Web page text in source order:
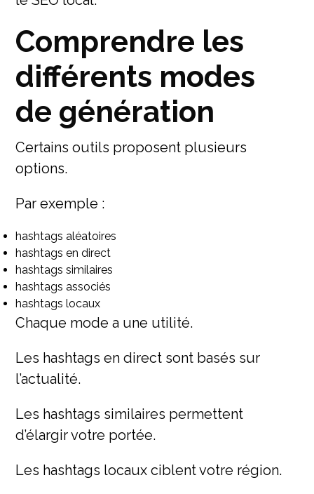
Comprendre les
différents modes
de génération
Certains outils proposent plusieurs
options.
Par exemple :
hashtags aléatoires
hashtags en direct
hashtags similaires
hashtags associés
hashtags locaux
Chaque mode a une utilité.
Les hashtags en direct sont basés sur
l’actualité.
Les hashtags similaires permettent
d’élargir votre portée.
Les hashtags locaux ciblent votre région.